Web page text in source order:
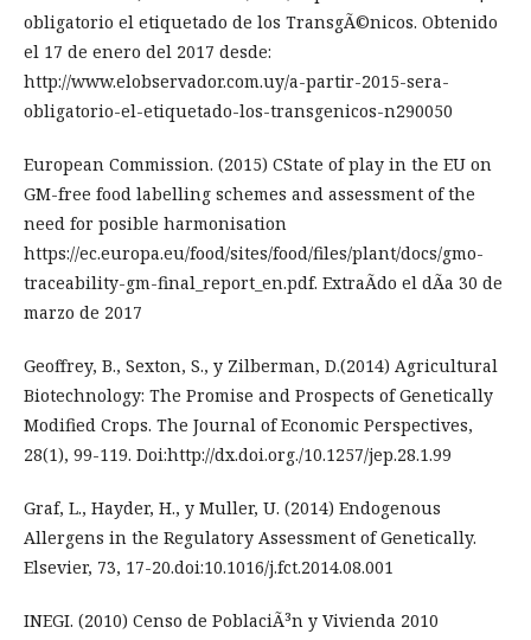
obligatorio el etiquetado de los TransgÃ©nicos. Obtenido
el 17 de enero del 2017 desde:
http://www.elobservador.com.uy/a-partir-2015-sera-
obligatorio-el-etiquetado-los-transgenicos-n290050
European Commission. (2015) CState of play in the EU on
GM-free food labelling schemes and assessment of the
need for posible harmonisation
https://ec.europa.eu/food/sites/food/files/plant/docs/gmo-
traceability-gm-final_report_en.pdf. ExtraÃ­do el dÃ­a 30 de
marzo de 2017
Geoffrey, B., Sexton, S., y Zilberman, D.(2014) Agricultural
Biotechnology: The Promise and Prospects of Genetically
Modified Crops. The Journal of Economic Perspectives,
28(1), 99-119. Doi:http://dx.doi.org./10.1257/jep.28.1.99
Graf, L., Hayder, H., y Muller, U. (2014) Endogenous
Allergens in the Regulatory Assessment of Genetically.
Elsevier, 73, 17-20.doi:10.1016/j.fct.2014.08.001
INEGI. (2010) Censo de PoblaciÃ³n y Vivienda 2010